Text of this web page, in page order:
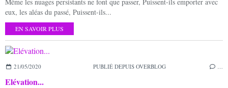
eux, les aléas du passé, Puissent-ils...
EN SAVOIR PLUS
21/05/2020 PUBLIÉ DEPUIS OVERBLOG
Elévation...